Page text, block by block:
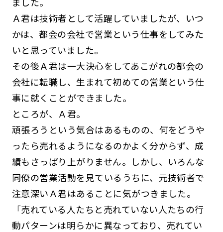
Ａ君は技術者として活躍していましたが、いつ
かは、都会の会社で営業という仕事をしてみた
いと思っていました。
その後Ａ君は一大決心をしてあこがれの都会の
会社に転職し、生まれて初めての営業という仕
事に就くことができました。
ところが、Ａ君。
頑張ろうという気合はあるものの、何をどうや
ったら売れるようになるのかよく分からず、成
績もさっぱり上がりません。しかし、いろんな
同僚の営業活動を見ているうちに、元技術者で
注意深いＡ君はあることに気がつきました。
「売れている人たちと売れていない人たちの行
動パターンは明らかに異なっており、売れてい